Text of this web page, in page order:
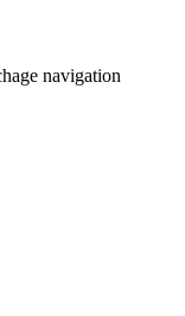
navigation